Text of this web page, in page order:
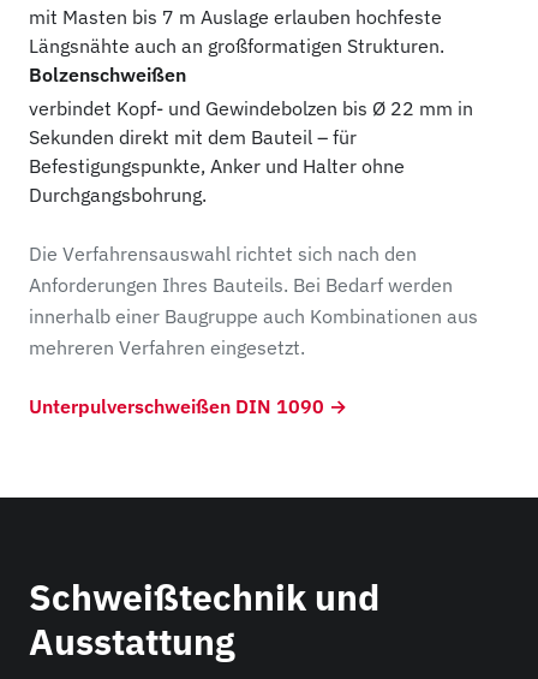
mit Masten bis 7 m Auslage erlauben hochfeste
Längsnähte auch an großformatigen Strukturen.
Bolzenschweißen
verbindet Kopf- und Gewindebolzen bis Ø 22 mm in
Sekunden direkt mit dem Bauteil – für
Befestigungspunkte, Anker und Halter ohne
Durchgangsbohrung.
Die Verfahrensauswahl richtet sich nach den
Anforderungen Ihres Bauteils. Bei Bedarf werden
innerhalb einer Baugruppe auch Kombinationen aus
mehreren Verfahren eingesetzt.
Unterpulverschweißen DIN 1090 →
Schweißtechnik und
Ausstattung